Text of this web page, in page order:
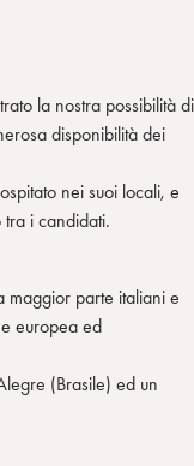
la nostra possibilità di
disponibilità dei
nei suoi locali, e
tra i candidati.
maggior parte italiani e
europea ed
(Brasile) ed un